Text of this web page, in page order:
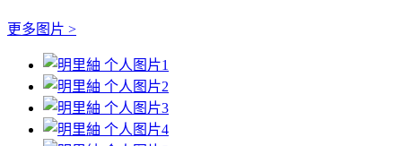
更多图片 >